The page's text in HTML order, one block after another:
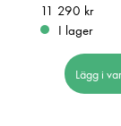
Pris :11 290 kr
11 290 kr
I lager
Lägg i